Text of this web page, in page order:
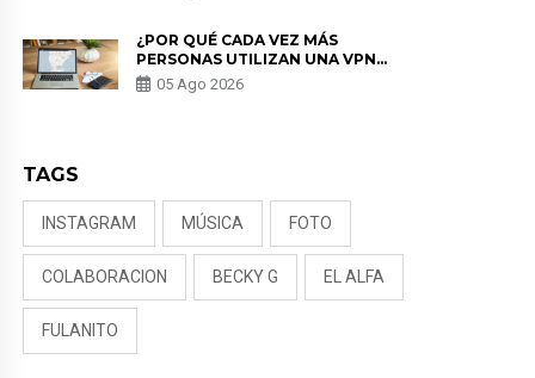
¿POR QUÉ CADA VEZ MÁS
PERSONAS UTILIZAN UNA VPN
PARA PROTEGER SU
PRIVACIDAD?
05 Ago 2026
TAGS
INSTAGRAM MÚSICA FOTO
COLABORACION BECKY G EL ALFA
FULANITO